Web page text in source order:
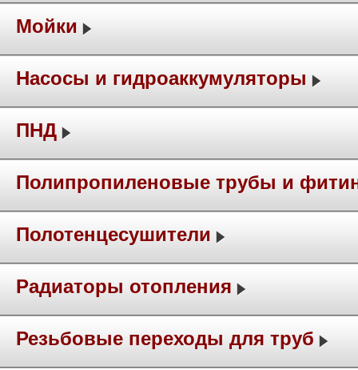
Мойки
Насосы и гидроаккумуляторы
ПНД
Полипропиленовые трубы и
Полотенцесушители
Радиаторы отопления
Резьбовые переходы для труб